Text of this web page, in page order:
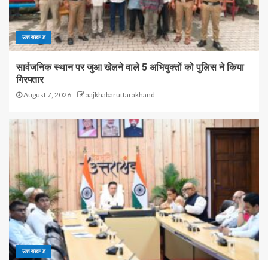
उत्तराखण्ड
सार्वजनिक स्थान पर जुआ खेलने वाले 5 अभियुक्तों को पुलिस ने किया
गिरफ्तार
August 7, 2026 aajkhabaruttarakhand
उत्तराखण्ड